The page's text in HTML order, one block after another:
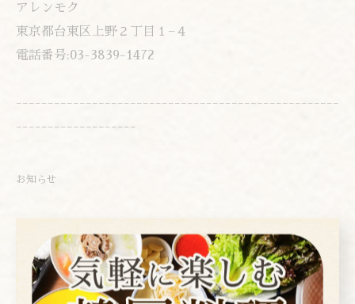
アレンモク
東京都台東区上野２丁目１−４
電話番号:03-3839-1472
---------------------------------------------------
-------------------
お知らせ
< 前のページ 一覧に戻る 次のページ >